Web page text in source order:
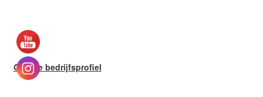
Google bedrijfsprofiel